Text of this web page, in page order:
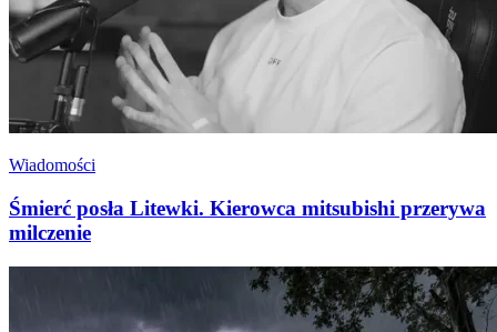
Wiadomości
Śmierć posła Litewki. Kierowca mitsubishi przerywa
milczenie